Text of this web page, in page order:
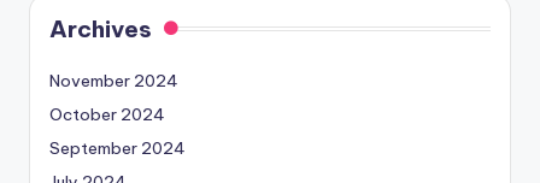
Archives
November 2024
October 2024
September 2024